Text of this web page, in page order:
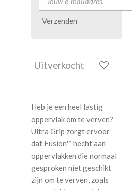
Verzenden
Uitverkocht
Heb je een heel lastig
oppervlak om te verven?
Ultra Grip zorgt ervoor
dat Fusion™ hecht aan
oppervlakken die normaal
gesproken niet geschikt
zijn om te verven, zoals